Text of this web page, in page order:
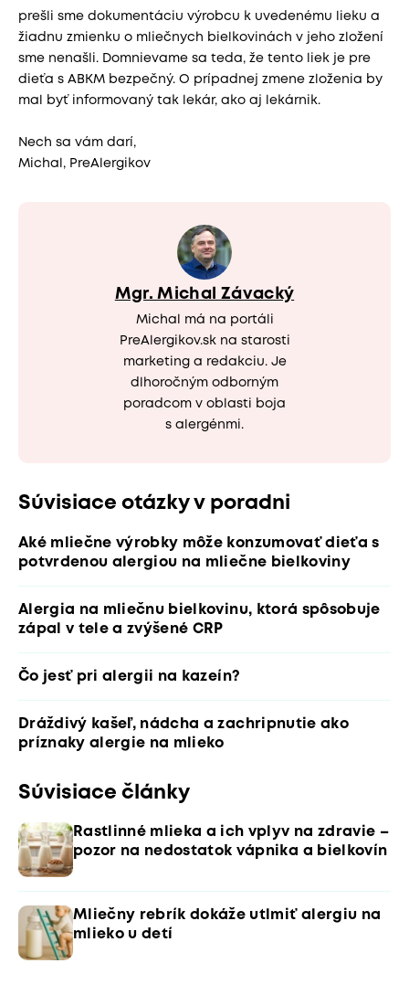
prešli sme dokumentáciu výrobcu k uvedenému lieku a
žiadnu zmienku o mliečnych bielkovinách v jeho zložení
sme nenašli. Domnievame sa teda, že tento liek je pre
dieťa s ABKM bezpečný. O prípadnej zmene zloženia by
mal byť informovaný tak lekár, ako aj lekárnik.
Nech sa vám darí,
Michal, PreAlergikov
Mgr. Michal Závacký
Michal má na portáli
PreAlergikov.sk na starosti
marketing a redakciu. Je
dlhoročným odborným
poradcom v oblasti boja
s alergénmi.
Súvisiace otázky v poradni
Aké mliečne výrobky môže konzumovať dieťa s
potvrdenou alergiou na mliečne bielkoviny
Alergia na mliečnu bielkovinu, ktorá spôsobuje
zápal v tele a zvýšené CRP
Čo jesť pri alergii na kazeín?
Dráždivý kašeľ, nádcha a zachripnutie ako
príznaky alergie na mlieko
Súvisiace články
Rastlinné mlieka a ich vplyv na zdravie –
pozor na nedostatok vápnika a bielkovín
Mliečny rebrík dokáže utlmiť alergiu na
mlieko u detí